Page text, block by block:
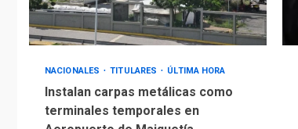
NACIONALES TITULARES ÚLTIMA HORA
Instalan carpas metálicas como
terminales temporales en